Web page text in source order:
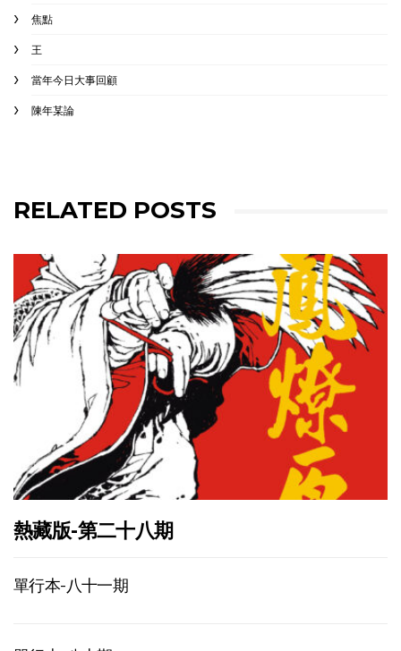
焦點
王
當年今日大事回顧
陳年某論
RELATED POSTS
熱藏版-第二十八期
單行本-八十一期